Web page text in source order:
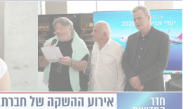
"טייסי הקרב ההונגרים יצרו
האיירבוס, ולאחר מכן חודשה
התנועה האווירית ההונגרים",
שירות הפיקוח האווירי של
האווירית המשולבת של נאט"ו
האירוע. נכון לעכשיו טרם ברור
המטוס ליצור קשר עם בקרי התנועה